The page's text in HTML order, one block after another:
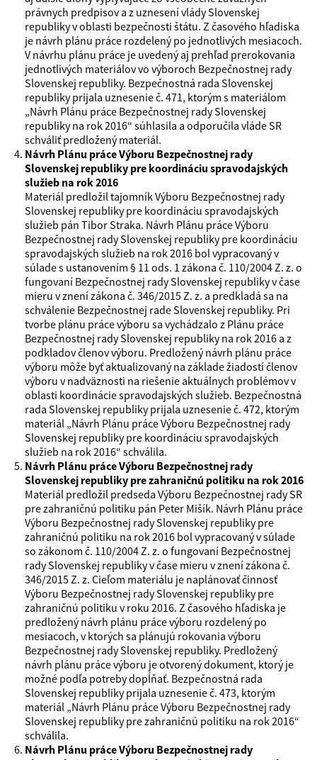
právnych predpisov a z uznesení vlády Slovenskej
republiky v oblasti bezpečnosti štátu. Z časového hľadiska
je návrh plánu práce rozdelený po jednotlivých mesiacoch.
V návrhu plánu práce je uvedený aj prehľad prerokovania
jednotlivých materiálov vo výboroch Bezpečnostnej rady
Slovenskej republiky. Bezpečnostná rada Slovenskej
republiky prijala uznesenie č. 471, ktorým s materiálom
„Návrh Plánu práce Bezpečnostnej rady Slovenskej
republiky na rok 2016“ súhlasila a odporučila vláde SR
schváliť predložený materiál.
Návrh Plánu práce Výboru Bezpečnostnej rady
Slovenskej republiky pre koordináciu spravodajských
služieb na rok 2016
Materiál predložil tajomník Výboru Bezpečnostnej rady
Slovenskej republiky pre koordináciu spravodajských
služieb pán Tibor Straka. Návrh Plánu práce Výboru
Bezpečnostnej rady Slovenskej republiky pre koordináciu
spravodajských služieb na rok 2016 bol vypracovaný v
súlade s ustanovením § 11 ods. 1 zákona č. 110/2004 Z. z. o
fungovaní Bezpečnostnej rady Slovenskej republiky v čase
mieru v znení zákona č. 346/2015 Z. z. a predkladá sa na
schválenie Bezpečnostnej rade Slovenskej republiky. Pri
tvorbe plánu práce výboru sa vychádzalo z Plánu práce
Bezpečnostnej rady Slovenskej republiky na rok 2016 a z
podkladov členov výboru. Predložený návrh plánu práce
výboru môže byť aktualizovaný na základe žiadostí členov
výboru v nadväznosti na riešenie aktuálnych problémov v
oblasti koordinácie spravodajských služieb. Bezpečnostná
rada Slovenskej republiky prijala uznesenie č. 472, ktorým
materiál „Návrh Plánu práce Výboru Bezpečnostnej rady
Slovenskej republiky pre koordináciu spravodajských
služieb na rok 2016“ schválila.
Návrh Plánu práce Výboru Bezpečnostnej rady
Slovenskej republiky pre zahraničnú politiku na rok 2016
Materiál predložil predseda Výboru Bezpečnostnej rady SR
pre zahraničnú politiku pán Peter Mišík. Návrh Plánu práce
Výboru Bezpečnostnej rady Slovenskej republiky pre
zahraničnú politiku na rok 2016 bol vypracovaný v súlade
so zákonom č. 110/2004 Z. z. o fungovaní Bezpečnostnej
rady Slovenskej republiky v čase mieru v znení zákona č.
346/2015 Z. z. Cieľom materiálu je naplánovať činnosť
Výboru Bezpečnostnej rady Slovenskej republiky pre
zahraničnú politiku v roku 2016. Z časového hľadiska je
predložený návrh plánu práce výboru rozdelený po
mesiacoch, v ktorých sa plánujú rokovania výboru
Bezpečnostnej rady Slovenskej republiky. Predložený
návrh plánu práce výboru je otvorený dokument, ktorý je
možné podľa potreby dopĺňať. Bezpečnostná rada
Slovenskej republiky prijala uznesenie č. 473, ktorým
materiál „Návrh Plánu práce Výboru Bezpečnostnej rady
Slovenskej republiky pre zahraničnú politiku na rok 2016“
schválila.
Návrh Plánu práce Výboru Bezpečnostnej rady